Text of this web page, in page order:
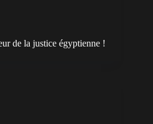
de la justice égyptienne !